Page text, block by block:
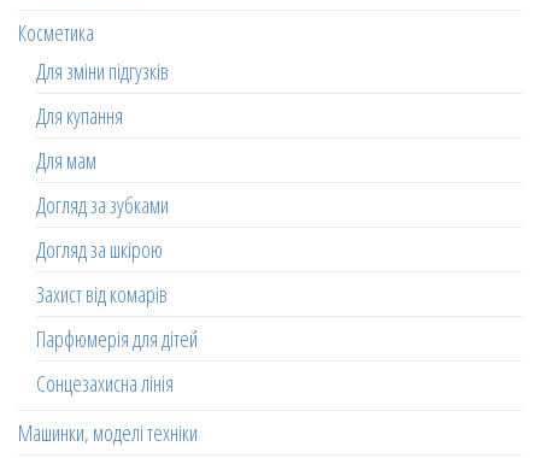
Косметика
Для зміни підгузків
Для купання
Для мам
Догляд за зубками
Догляд за шкірою
Захист від комарів
Парфюмерія для дітей
Сонцезахисна лінія
Машинки, моделі техніки